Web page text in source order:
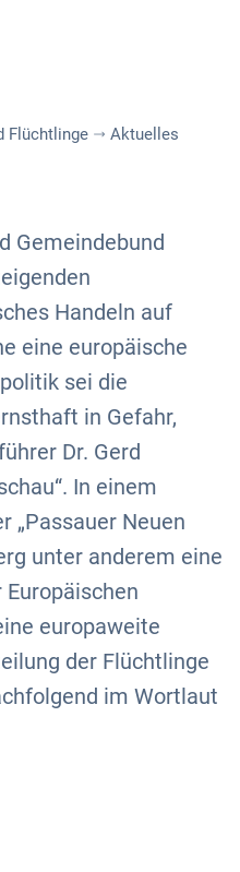
Flüchtlinge
Aktuelles
Gemeindebund
Handeln auf
eine europäische
sei die
in Gefahr,
Dr. Gerd
In einem
„Passauer Neuen
unter anderem eine
europaweite
der Flüchtlinge
im Wortlaut